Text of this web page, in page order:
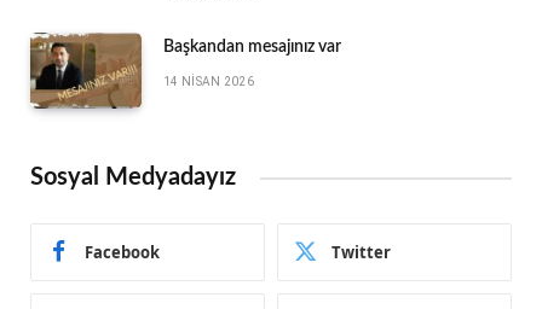
Başkandan mesajınız var
14 NISAN 2026
Sosyal Medyadayız
Facebook Twitter